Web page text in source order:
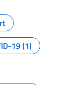
pagina
19 (1)